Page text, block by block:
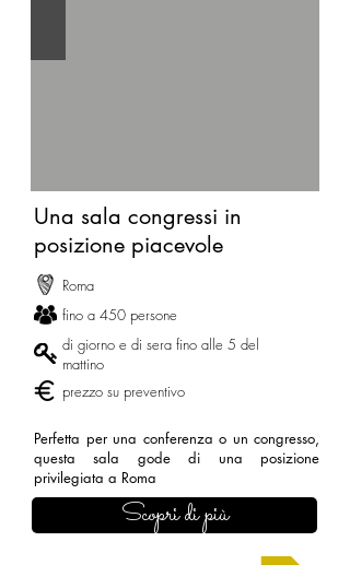
Una sala congressi in
posizione piacevole
Roma
fino a 450 persone
di giorno e di sera fino alle 5 del
mattino
prezzo su preventivo
Perfetta per una conferenza o un congresso,
questa sala gode di una posizione
privilegiata a Roma
Scopri di più